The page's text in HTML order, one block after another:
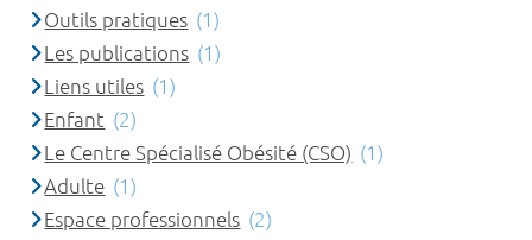
Outils pratiques (1)
Les publications (1)
Liens utiles (1)
Enfant (2)
Le Centre Spécialisé Obésité (CSO) (1)
Adulte (1)
Espace professionnels (2)